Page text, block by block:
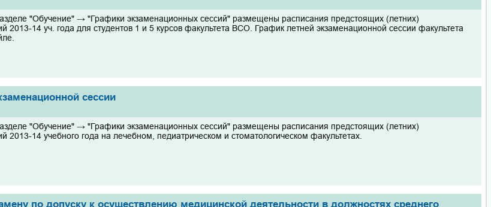
"Обучение" → "Графики экзаменационных сессий" размещены расписания предстоящих (летних)
2013-14 уч. года для студентов 1 и 5 курсов факультета ВСО. График летней экзаменационной сессии факультета
сессии
"Обучение" → "Графики экзаменационных сессий" размещены расписания предстоящих (летних)
2013-14 учебного года на лечебном, педиатрическом и стоматологическом факультетах.
по допуску к осуществлению медицинской деятельности в должностях среднего